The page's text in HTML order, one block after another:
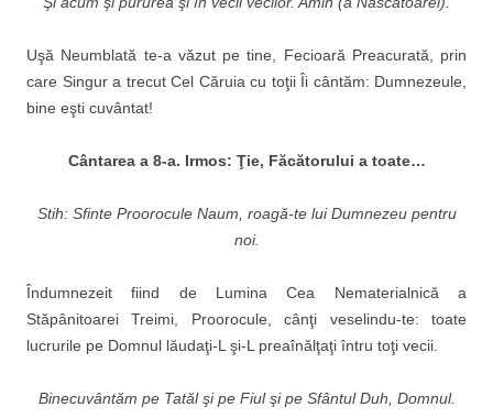
Uşă Neumblată te-a văzut pe tine, Fecioară Preacurată, prin
care Singur a trecut Cel Căruia cu toţii Îi cântăm: Dumnezeule,
bine eşti cuvântat!
Cântarea a 8-a. Irmos: Ţie, Făcătorului a toate…
Stih: Sfinte Proorocule Naum, roagă-te lui Dumnezeu pentru
noi.
Îndumnezeit fiind de Lumi­na Cea Nematerialnică a
Stăpânitoarei Treimi, Proorocule, cânţi veselindu-te: toate
lucrurile pe Domnul lăudaţi-L şi-L preaînălţaţi întru toţi vecii.
Binecuvântăm pe Tatăl şi pe Fiul şi pe Sfântul Duh, Domnul.